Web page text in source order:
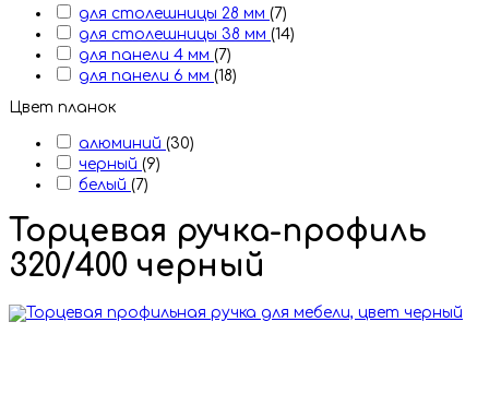
для столешницы 28 мм (7)
для столешницы 38 мм (14)
для панели 4 мм (7)
для панели 6 мм (18)
Цвет планок
алюминий (30)
черный (9)
белый (7)
Торцевая ручка-профиль
320/400 черный